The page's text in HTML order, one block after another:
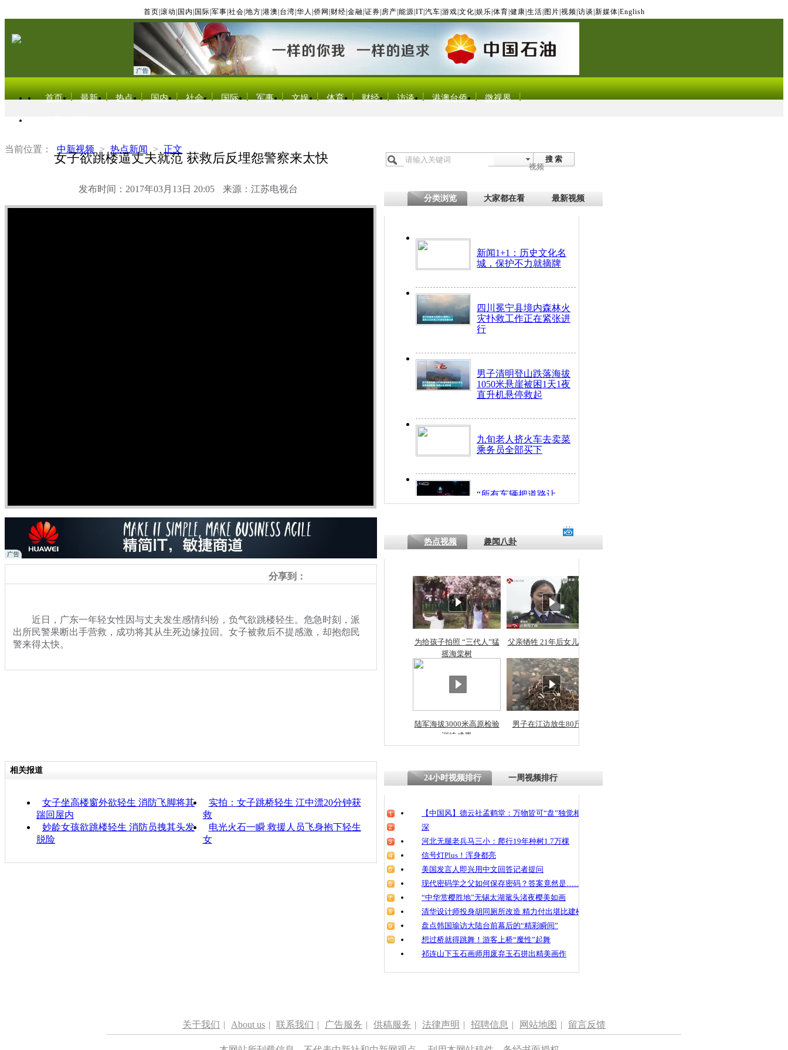
首页 滚动 国内 国际 军事 社会 地方 港澳 台湾 华人 侨网 财经 金融 证券 房产 能源 IT| 汽车 游戏 文化 娱乐 体育 健康 生活 图片 视频 访谈 新媒体 English
首页 最新 热点 国内 社会 国际 军事 文娱 体育 财经 访谈 港澳台侨 微视界
当前位置： 中新视频 > 热点新闻 > 正文
女子欲跳楼逼丈夫就范 获救后反埋怨警察来太快
发布时间：2017年03月13日 20:05 来源：江苏电视台
搜 索
视频
分类浏览 大家都在看 最新视频
新闻1+1：历史文化名
城，保护不力就摘牌
四川冕宁县境内森林火
灾扑救工作正在紧张进
行
男子清明登山跌落海拔
1050米悬崖被困1天1夜
直升机悬停救起
九旬老人挤火车去卖菜
乘务员全部买下
“所有车辆把道路让
开！”儿童突发疾病交
探访传承四千年传统习
俗：近万民众为娥皇女
英省亲送行
小伙骑车逆行被查情绪
崩溃 网上回答崩溃原
四川兴文苗乡上万人欢
魂
轻生女被救后埋怨警察
来太快
分享到：
近日，广东一年轻女性因与丈夫发生感情纠纷，负气欲跳楼轻生。危急时刻，派
出所民警果断出手营救，成功将其从生死边缘拉回。女子被救后不提感激，却抱怨民
警来得太快。
热点视频 趣闻八卦
为给孩子拍照 “三代人”猛
摇海棠树
父亲牺牲 21年后女儿从警
陆军海拔3000米高原检验
训练成果
男子在江边放生80斤蛇
相关报道
女子坐高楼窗外欲轻生 消防飞脚将其
踹回屋内
实拍：女子跳桥轻生 江中漂20分钟获
救
妙龄女孩欲跳楼轻生 消防员拽其头发
脱险
电光火石一瞬 救援人员飞身抱下轻生
女
24小时视频排行 一周视频排行
【中国风】德云社孟鹤堂：万物皆可“盘”独觉相声
深
河北无腿老兵马三小：爬行19年种树1.7万棵
信号灯Plus！浑身都亮
美国发言人即兴用中文回答记者提问
现代密码学之父如何保存密码？答案竟然是……
“中华赏樱胜地”无锡太湖鼋头渚夜樱美如画
清华设计师投身胡同厕所改造 精力付出堪比建楼
盘点韩国瑜访大陆台前幕后的“精彩瞬间”
想过桥就得跳舞！游客上桥“魔性”起舞
祁连山下玉石画师用废弃玉石拼出精美画作
关于我们 | About us | 联系我们 | 广告服务 | 供稿服务 | 法律声明 | 招聘信息 | 网站地图 | 留言反馈